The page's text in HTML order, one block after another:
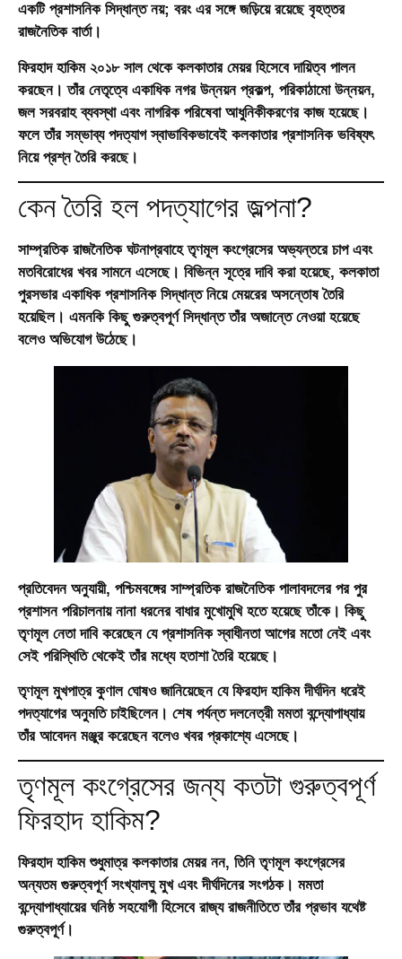
একটি প্রশাসনিক সিদ্ধান্ত নয়; বরং এর সঙ্গে জড়িয়ে রয়েছে বৃহত্তর
রাজনৈতিক বার্তা।
ফিরহাদ হাকিম ২০১৮ সাল থেকে কলকাতার মেয়র হিসেবে দায়িত্ব পালন
করছেন। তাঁর নেতৃত্বে একাধিক নগর উন্নয়ন প্রকল্প, পরিকাঠামো উন্নয়ন,
জল সরবরাহ ব্যবস্থা এবং নাগরিক পরিষেবা আধুনিকীকরণের কাজ হয়েছে।
ফলে তাঁর সম্ভাব্য পদত্যাগ স্বাভাবিকভাবেই কলকাতার প্রশাসনিক ভবিষ্যৎ
নিয়ে প্রশ্ন তৈরি করছে।
কেন তৈরি হল পদত্যাগের জল্পনা?
সাম্প্রতিক রাজনৈতিক ঘটনাপ্রবাহে তৃণমূল কংগ্রেসের অভ্যন্তরে চাপ এবং
মতবিরোধের খবর সামনে এসেছে। বিভিন্ন সূত্রে দাবি করা হয়েছে, কলকাতা
পুরসভার একাধিক প্রশাসনিক সিদ্ধান্ত নিয়ে মেয়রের অসন্তোষ তৈরি
হয়েছিল। এমনকি কিছু গুরুত্বপূর্ণ সিদ্ধান্ত তাঁর অজান্তে নেওয়া হয়েছে
বলেও অভিযোগ উঠেছে।
প্রতিবেদন অনুযায়ী, পশ্চিমবঙ্গের সাম্প্রতিক রাজনৈতিক পালাবদলের পর পুর
প্রশাসন পরিচালনায় নানা ধরনের বাধার মুখোমুখি হতে হয়েছে তাঁকে। কিছু
তৃণমূল নেতা দাবি করেছেন যে প্রশাসনিক স্বাধীনতা আগের মতো নেই এবং
সেই পরিস্থিতি থেকেই তাঁর মধ্যে হতাশা তৈরি হয়েছে।
তৃণমূল মুখপাত্র কুণাল ঘোষও জানিয়েছেন যে ফিরহাদ হাকিম দীর্ঘদিন ধরেই
পদত্যাগের অনুমতি চাইছিলেন। শেষ পর্যন্ত দলনেত্রী মমতা বন্দ্যোপাধ্যায়
তাঁর আবেদন মঞ্জুর করেছেন বলেও খবর প্রকাশ্যে এসেছে।
তৃণমূল কংগ্রেসের জন্য কতটা গুরুত্বপূর্ণ
ফিরহাদ হাকিম?
ফিরহাদ হাকিম শুধুমাত্র কলকাতার মেয়র নন, তিনি তৃণমূল কংগ্রেসের
অন্যতম গুরুত্বপূর্ণ সংখ্যালঘু মুখ এবং দীর্ঘদিনের সংগঠক। মমতা
বন্দ্যোপাধ্যায়ের ঘনিষ্ঠ সহযোগী হিসেবে রাজ্য রাজনীতিতে তাঁর প্রভাব যথেষ্ট
গুরুত্বপূর্ণ।